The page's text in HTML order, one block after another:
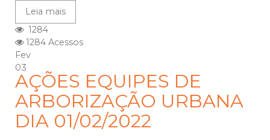
Leia mais
1284
1284 Acessos
Fev
03
AÇÕES EQUIPES DE
ARBORIZAÇÃO URBANA
DIA 01/02/2022